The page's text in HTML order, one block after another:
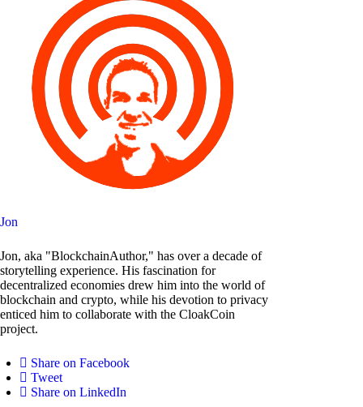
Jon
Jon, aka "BlockchainAuthor," has over a decade of
storytelling experience. His fascination for
decentralized economies drew him into the world of
blockchain and crypto, while his devotion to privacy
enticed him to collaborate with the CloakCoin
project.
Share on Facebook
Tweet
Share on LinkedIn